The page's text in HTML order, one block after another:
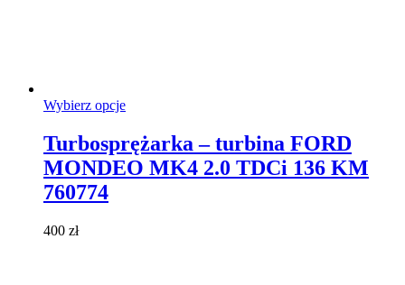
Wybierz opcjeTen
wiele
wariantów.
Turbosprężarka – turbina FORD
MONDEO MK4 2.0 TDCi 136 KM
760774
400 zł